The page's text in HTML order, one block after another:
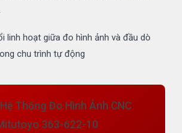
linh hoạt giữa đo hình ảnh và đầu dò
chu trình tự động
Thống Đo Hình Ảnh CNC
363-622-10